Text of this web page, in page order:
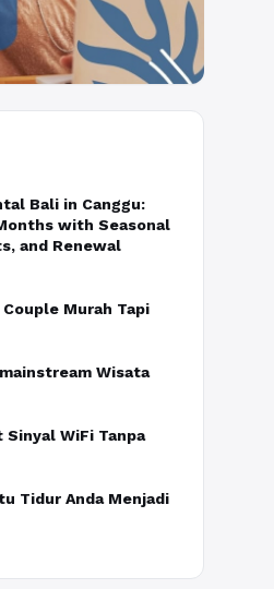
Bali in Canggu:
with Seasonal
and Renewal
Murah Tapi
Wisata
Sinyal WiFi Tanpa
Tidur Anda Menjadi